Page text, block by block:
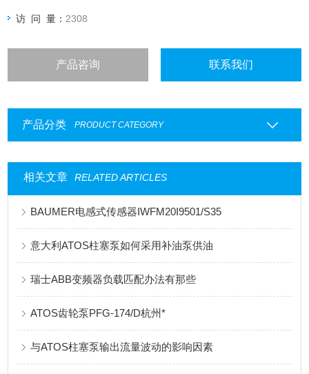
访 问 量： 2308
产品咨询 联系我们
产品分类 PRODUCT CATEGORY
相关文章 RELATED ARTICLES
BAUMER电感式传感器IWFM20I9501/S35
意大利ATOS柱塞泵如何采用补油泵供油
瑞士ABB变频器负载匹配办法有那些
ATOS齿轮泵PFG-174/D杭州*
与ATOS柱塞泵输出流量波动的影响因素